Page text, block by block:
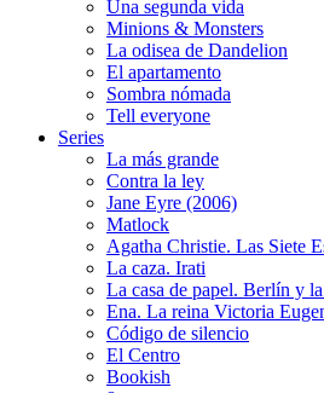
Una segunda vida
Minions & Monsters
La odisea de Dandelion
El apartamento
Sombra nómada
Tell everyone
Series
La más grande
Contra la ley
Jane Eyre (2006)
Matlock
Agatha Christie. Las Siete
La caza. Irati
La casa de papel. Berlín y
Ena. La reina Victoria
Código de silencio
El Centro
Bookish